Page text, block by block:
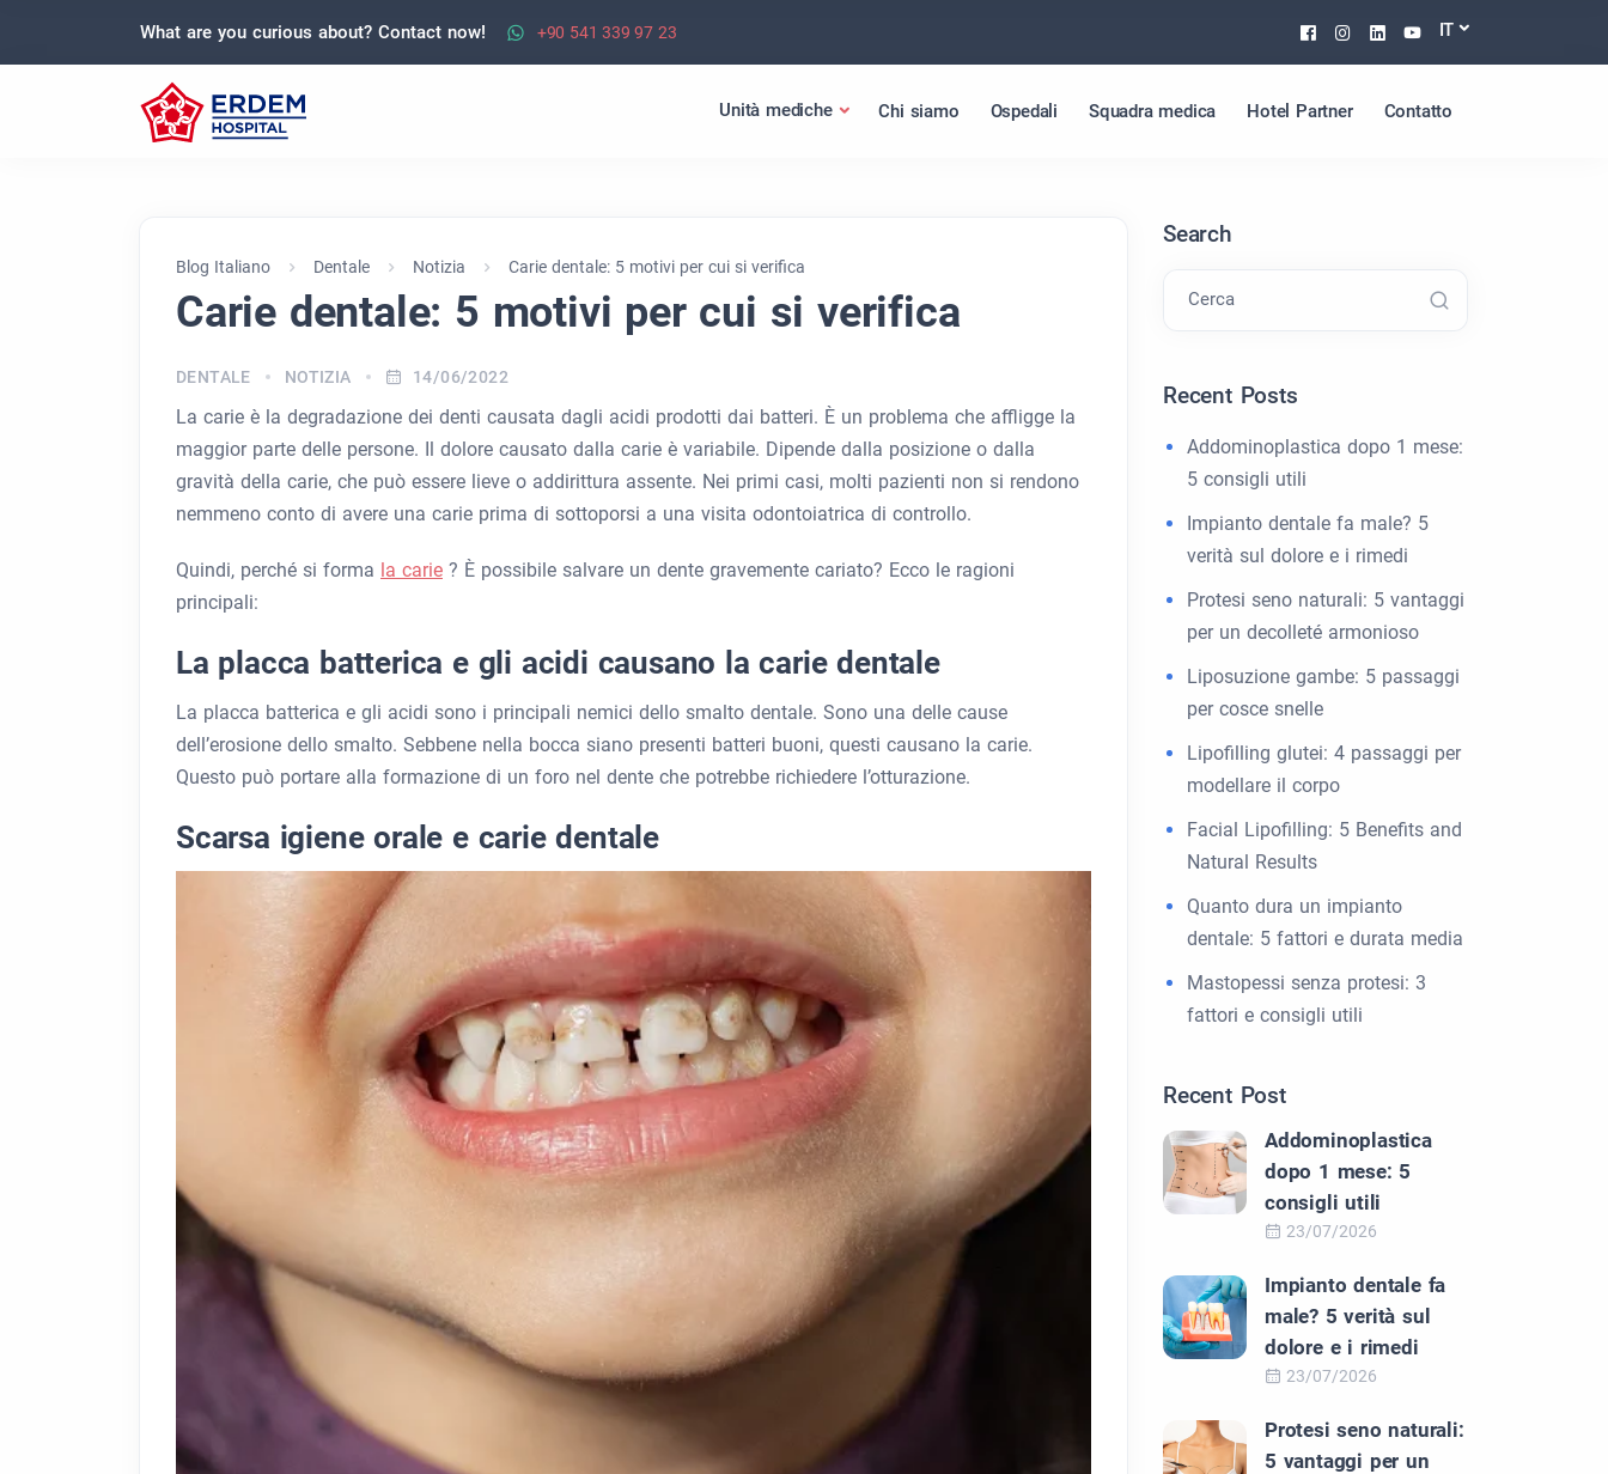
What are you curious about? Contact now! +90 541 339 97 23 Facebook
Instagram
Linkedin
Youtube
IT
Unità mediche Chi siamo Ospedali Squadra medica Hotel Partner Contatto
Blog Italiano Dentale Notizia Carie dentale: 5 motivi per cui si verifica
Carie dentale: 5 motivi per cui si verifica
DENTALE NOTIZIA 14/06/2022
La carie è la degradazione dei denti causata dagli acidi prodotti dai batteri. È un problema che affligge la
maggior parte delle persone. Il dolore causato dalla carie è variabile. Dipende dalla posizione o dalla
gravità della carie, che può essere lieve o addirittura assente. Nei primi casi, molti pazienti non si rendono
nemmeno conto di avere una carie prima di sottoporsi a una visita odontoiatrica di controllo.
Quindi, perché si forma la carie ? È possibile salvare un dente gravemente cariato? Ecco le ragioni
principali:
La placca batterica e gli acidi causano la carie dentale
La placca batterica e gli acidi sono i principali nemici dello smalto dentale. Sono una delle cause
dell’erosione dello smalto. Sebbene nella bocca siano presenti batteri buoni, questi causano la carie.
Questo può portare alla formazione di un foro nel dente che potrebbe richiedere l’otturazione.
Scarsa igiene orale e carie dentale
Search
Cerca
Recent Posts
Addominoplastica dopo 1 mese:
5 consigli utili
Impianto dentale fa male? 5
verità sul dolore e i rimedi
Protesi seno naturali: 5 vantaggi
per un decolleté armonioso
Liposuzione gambe: 5 passaggi
per cosce snelle
Lipofilling glutei: 4 passaggi per
modellare il corpo
Facial Lipofilling: 5 Benefits and
Natural Results
Quanto dura un impianto
dentale: 5 fattori e durata media
Mastopessi senza protesi: 3
fattori e consigli utili
Recent Post
Addominoplastica
dopo 1 mese: 5
consigli utili
23/07/2026
Impianto dentale fa
male? 5 verità sul
dolore e i rimedi
23/07/2026
Protesi seno naturali:
5 vantaggi per un